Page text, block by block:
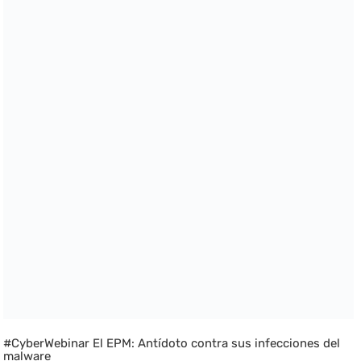
#CyberWebinar El EPM: Antídoto contra sus infecciones del
malware